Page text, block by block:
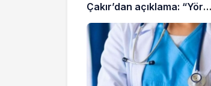
Çakır’dan açıklama: “Yörük
çocuğu, suçlanan
adamların önüne gelip
ifade vermez”